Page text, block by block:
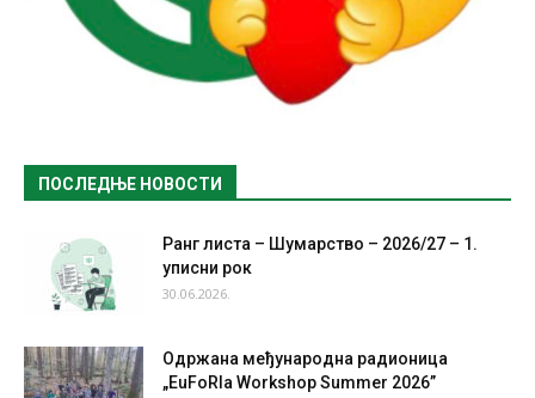
ПОСЛЕДЊЕ НОВОСТИ
Ранг листа – Шумарство – 2026/27 – 1.
уписни рок
30.06.2026.
Одржана међународна радионица
„EuFoRIa Workshop Summer 2026”